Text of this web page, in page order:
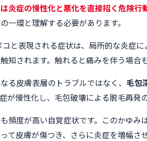
炎症の慢性化と悪化を直接招く危険行
一環と理解する必要があります。
と表現される症状は、局所的な炎症
知されます。触れると痛みを伴う場
る皮膚表層のトラブルではなく、 毛包
が慢性化し、毛包破壊による脱毛再発
頻度が高い自覚症状です。このかゆ
て皮膚が傷つき、さらに炎症を増幅さ